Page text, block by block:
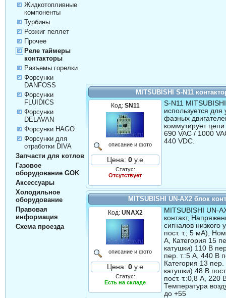
Жидкотопливные
компоненты
Турбины
Розжиг пеллет
Прочее
Реле таймеры
контакторы
Разъемы горелки
Форсунки
DANFOSS
Форсунки
FLUIDICS
Форсунки
DELAVAN
Форсунки HAGO
Форсунки для
отработки DIVA
Запчасти для котлов
Газовое
оборудование GOK
Аксессуары
Холодильное
оборудование
Правовая
информация
Схема проезда
MITSUBISHI S-N11
Код: SN11
описание и фото
Цена: 0 у.е
Статус:
Отсутствует
S-N11
используется
фазных
коммутирует
690 VAC / 1000
440 VDC.
MITSUBISHI UN-AX2 блок
Код: UNAX2
описание и фото
Цена: 0 у.е
Статус:
Есть на складе
MITSUBISHI UN-
контакт,
сигналов низкого
пост. т.; 5 мА),
A, Категория 15
катушки) 110 В
пер. т.:5 А, 440 В
Категория 13 пер.
катушки) 48 В
пост. т.:0,8 А, 220
Температура
до +55